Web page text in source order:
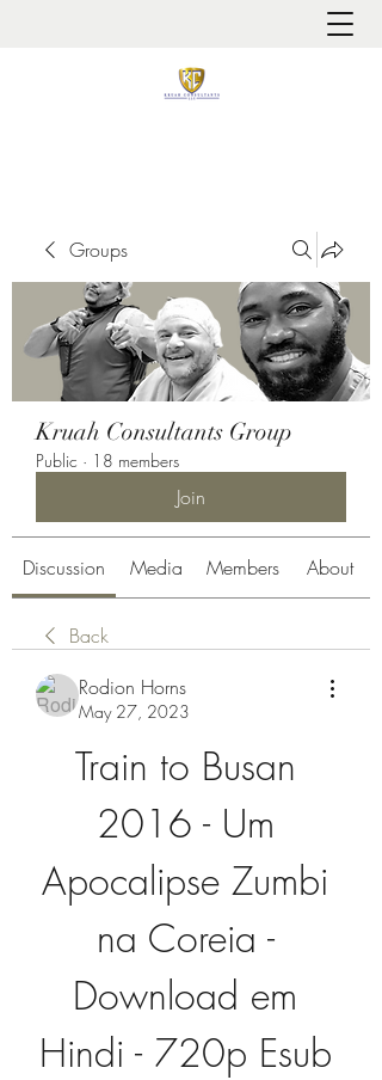
Groups
Kruah Consultants Group
Public · 18 members
Join
Discussion Media Members About
Back
Rodion Horns
May 27, 2023
Train to Busan
2016 - Um
Apocalipse Zumbi
na Coreia -
Download em
Hindi - 720p Esub